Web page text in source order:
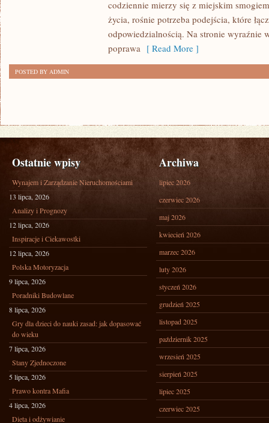
codziennie mierzy się z miejskim
życia, rośnie potrzeba podejścia, które
odpowiedzialnością. Na stronie wyraźnie
poprawa [ Read More ]
POSTED BY ADMIN
Ostatnie wpisy
Wynajem i Zarządzanie Nieruchomościami
13 lipca, 2026
Analizy i Prognozy
12 lipca, 2026
Inspiracje i Ciekawostki
12 lipca, 2026
Polska Motoryzacja
9 lipca, 2026
Poradniki Budowlane
8 lipca, 2026
Gry dla dzieci do nauki zasad: jak dopasować
do wieku
7 lipca, 2026
Stany Zjednoczone
5 lipca, 2026
Prawo kontra Mafia
4 lipca, 2026
Dieta i odżywianie
Archiwa
lipiec 2026
czerwiec 2026
maj 2026
kwiecień 2026
marzec 2026
luty 2026
styczeń 2026
grudzień 2025
listopad 2025
październik 2025
wrzesień 2025
sierpień 2025
lipiec 2025
czerwiec 2025